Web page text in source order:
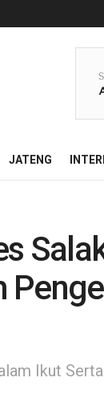
JATENG
Ikut